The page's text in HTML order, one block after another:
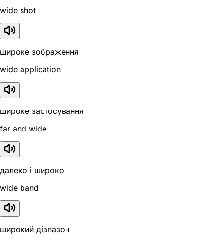
wide shot
широке зображення
wide application
широке застосування
far and wide
далеко і широко
wide band
широкий діапазон